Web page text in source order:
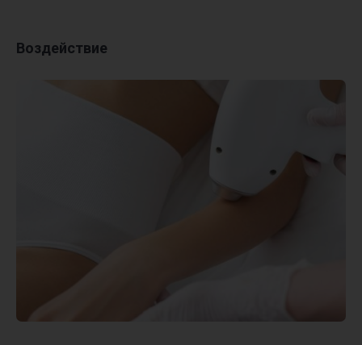
Воздействие